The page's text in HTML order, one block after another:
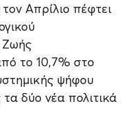
Απρίλιο πέφτει
Ζωής
το 10,7% στο
ψήφου
τα δύο νέα πολιτικά